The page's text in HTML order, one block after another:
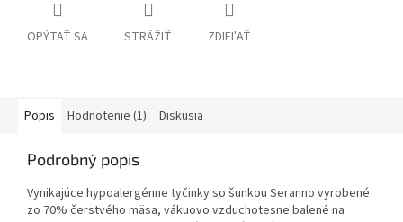
OPÝTAŤ SA STRÁŽIŤ ZDIEĽAŤ
Popis Hodnotenie (1) Diskusia
Podrobný popis
Vynikajúce hypoalergénne tyčinky so šunkou Seranno vyrobené
zo 70% čerstvého mäsa, vákuovo vzduchotesne balené na